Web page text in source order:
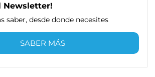
Newsletter!
saber, desde donde necesites
SABER MÁS